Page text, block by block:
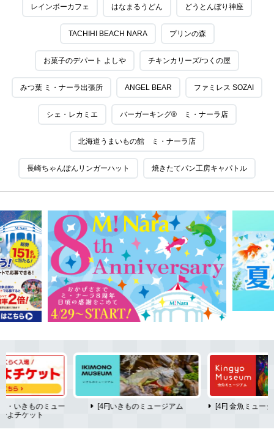
レインボーカフェ はなまるうどん どうとんぼり神座
TACHIHI BEACH NARA プリンの森
お菓子のデパート よしや チキンカリーズ/つくの屋
みつ葉 ミ・ナーラ出張所 ANGEL BEAR ファミレス SOZAI
シェ・レカミエ バーガーキング® ミ・ナーラ店
北海道うまいもの館 ミ・ナーラ店
長崎ちゃんぽんリンガーハット 焼きたてパン工房キャパトル
・いきものミュー
よチケット
[4F]いきものミュージアム
[4F] 金魚ミュー